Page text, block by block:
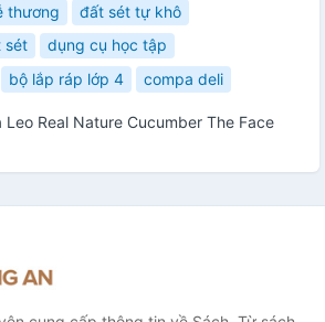
thương
đất sét tự khô
sét
dụng cụ học tập
bộ lắp ráp lớp 4 compa deli
Leo Real Nature Cucumber The Face